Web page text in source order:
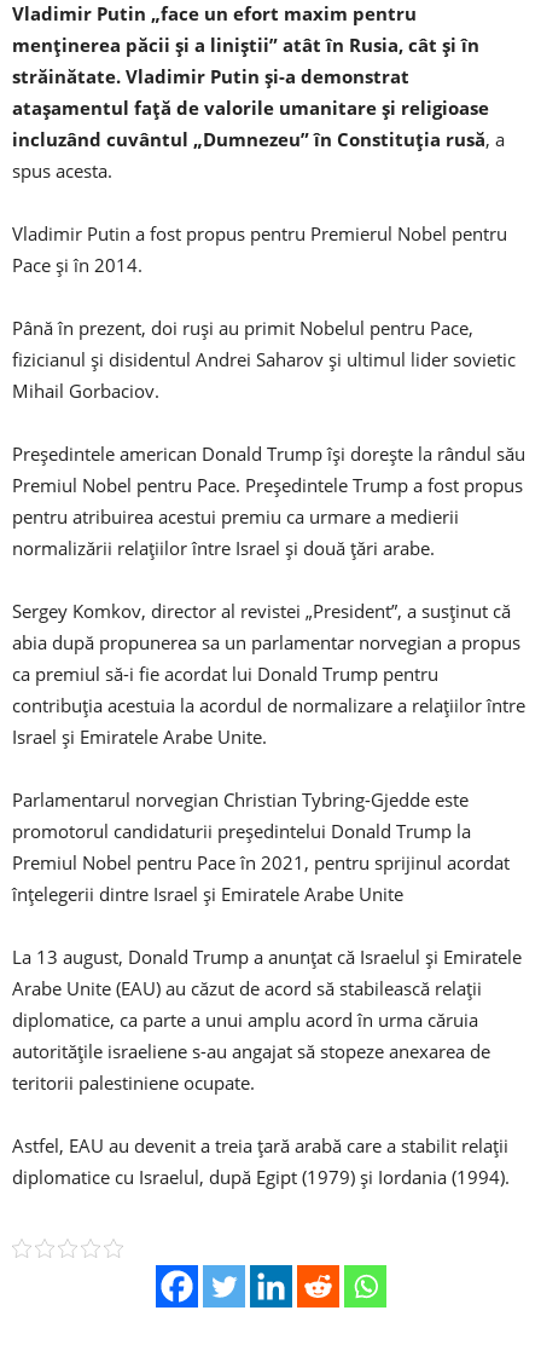
Vladimir Putin „face un efort maxim pentru
menţinerea păcii şi a liniştii” atât în Rusia, cât şi în
străinătate. Vladimir Putin şi-a demonstrat
ataşamentul faţă de valorile umanitare şi religioase
incluzând cuvântul „Dumnezeu” în Constituţia rusă, a
spus acesta.
Vladimir Putin a fost propus pentru Premierul Nobel pentru
Pace şi în 2014.
Până în prezent, doi ruși au primit Nobelul pentru Pace,
fizicianul şi disidentul Andrei Saharov şi ultimul lider sovietic
Mihail Gorbaciov.
Președintele american Donald Trump îşi doreşte la rândul său
Premiul Nobel pentru Pace. Preşedintele Trump a fost propus
pentru atribuirea acestui premiu ca urmare a medierii
normalizării relaţiilor între Israel şi două ţări arabe.
Sergey Komkov, director al revistei „President”, a susţinut că
abia după propunerea sa un parlamentar norvegian a propus
ca premiul să-i fie acordat lui Donald Trump pentru
contribuţia acestuia la acordul de normalizare a relaţiilor între
Israel şi Emiratele Arabe Unite.
Parlamentarul norvegian Christian Tybring-Gjedde este
promotorul candidaturii președintelui Donald Trump la
Premiul Nobel pentru Pace în 2021, pentru sprijinul acordat
înţelegerii dintre Israel şi Emiratele Arabe Unite
La 13 august, Donald Trump a anunţat că Israelul şi Emiratele
Arabe Unite (EAU) au căzut de acord să stabilească relaţii
diplomatice, ca parte a unui amplu acord în urma căruia
autorităţile israeliene s-au angajat să stopeze anexarea de
teritorii palestiniene ocupate.
Astfel, EAU au devenit a treia ţară arabă care a stabilit relaţii
diplomatice cu Israelul, după Egipt (1979) şi Iordania (1994).